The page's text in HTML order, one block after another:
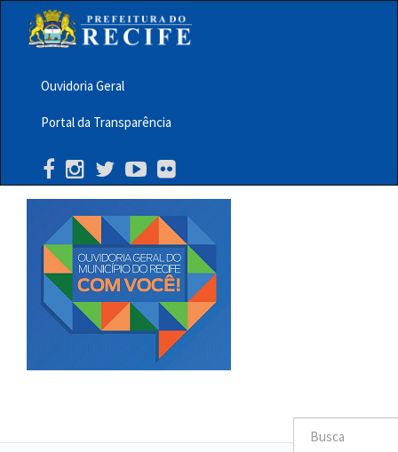
principalMenu
Barra
Topo
PCR
Ouvidoria Geral
Portal da Transparência